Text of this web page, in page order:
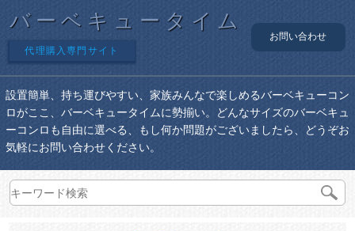
バーベキュータイム
代理購入専門サイト
お問い合わせ
設置簡単、持ち運びやすい、家族みんなで楽しめるバーベキューコン
ロがここ、バーベキュータイムに勢揃い。どんなサイズのバーベキュ
ーコンロも自由に選べる、もし何か問題がございましたら、どうぞお
気軽にお問い合わせください。